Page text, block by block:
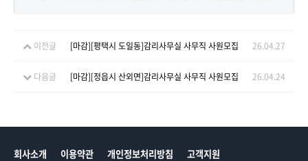
이전글 [마감][평택시 도일동]감리사무실 사무직 사원모집 26.04.27
다음글 [마감][정읍시 산외면]감리사무실 사무직 사원모집 26.04.24
회사소개 이용약관 개인정보처리방침 고객지원